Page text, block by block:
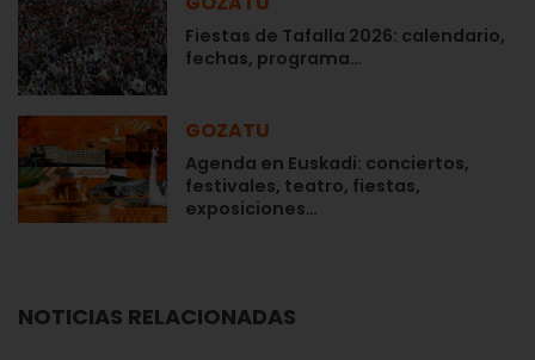
Fiestas de Tafalla 2026: calendario,
fechas, programa…
GOZATU
Agenda en Euskadi: conciertos,
festivales, teatro, fiestas,
exposiciones…
NOTICIAS RELACIONADAS